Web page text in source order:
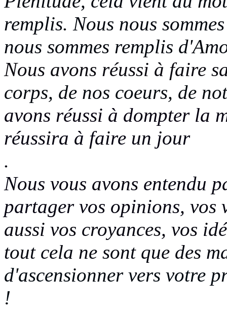
remplis. Nous nous
nous sommes remplis
Nous avons réussi à faire
corps, de nos coeurs, de
avons réussi à dompter la
réussira à faire un jour
.
Nous vous avons entendu
partager vos opinions, vos
aussi vos croyances, vos
tout cela ne sont que des
d'ascensionner vers votre
!